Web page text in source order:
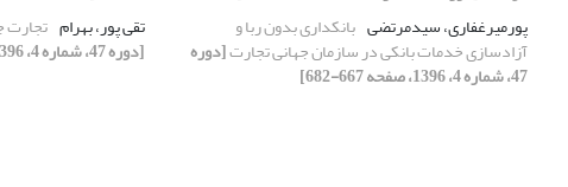
پورمیرغفاری، سیدمرتضی بانکداری بدون ربا و
آزادسازی خدمات بانکی در سازمان جهانی تجارت[دوره
47، شماره 4، 1396، صفحه 667-682]
تقی پور، بهرام تجارت
[دوره 47، شماره 4، 1396، صفحه 609-629]